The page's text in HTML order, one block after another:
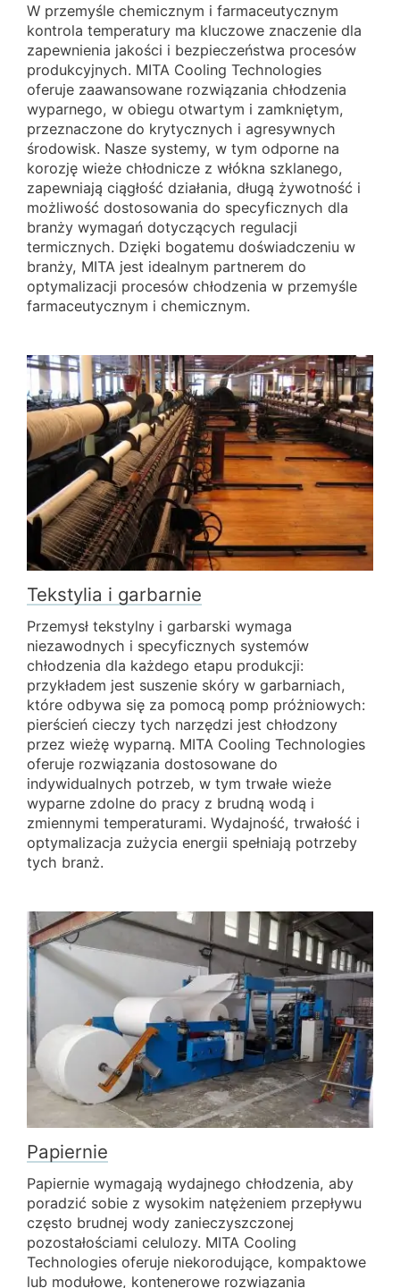
W przemyśle chemicznym i farmaceutycznym
kontrola temperatury ma kluczowe znaczenie dla
zapewnienia jakości i bezpieczeństwa procesów
produkcyjnych. MITA Cooling Technologies
oferuje zaawansowane rozwiązania chłodzenia
wyparnego, w obiegu otwartym i zamkniętym,
przeznaczone do krytycznych i agresywnych
środowisk. Nasze systemy, w tym odporne na
korozję wieże chłodnicze z włókna szklanego,
zapewniają ciągłość działania, długą żywotność i
możliwość dostosowania do specyficznych dla
branży wymagań dotyczących regulacji
termicznych. Dzięki bogatemu doświadczeniu w
branży, MITA jest idealnym partnerem do
optymalizacji procesów chłodzenia w przemyśle
farmaceutycznym i chemicznym.
Tekstylia i garbarnie
Przemysł tekstylny i garbarski wymaga
niezawodnych i specyficznych systemów
chłodzenia dla każdego etapu produkcji:
przykładem jest suszenie skóry w garbarniach,
które odbywa się za pomocą pomp próżniowych:
pierścień cieczy tych narzędzi jest chłodzony
przez wieżę wyparną. MITA Cooling Technologies
oferuje rozwiązania dostosowane do
indywidualnych potrzeb, w tym trwałe wieże
wyparne zdolne do pracy z brudną wodą i
zmiennymi temperaturami. Wydajność, trwałość i
optymalizacja zużycia energii spełniają potrzeby
tych branż.
Papiernie
Papiernie wymagają wydajnego chłodzenia, aby
poradzić sobie z wysokim natężeniem przepływu
często brudnej wody zanieczyszczonej
pozostałościami celulozy. MITA Cooling
Technologies oferuje niekorodujące, kompaktowe
lub modułowe, kontenerowe rozwiązania